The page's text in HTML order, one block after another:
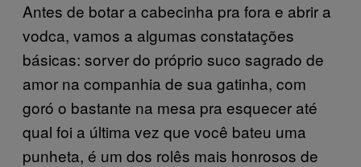
Antes de botar a cabecinha pra fora e abrir a
vodca, vamos a algumas constatações
básicas: sorver do próprio suco sagrado de
amor na companhia de sua gatinha, com
goró o bastante na mesa pra esquecer até
qual foi a última vez que você bateu uma
punheta, é um dos rolês mais honrosos de